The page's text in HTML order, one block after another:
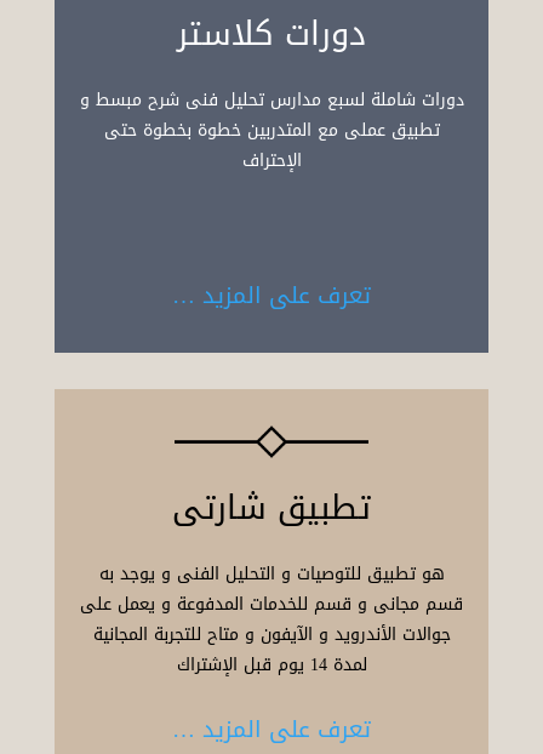
دورات كلاستر
دورات شاملة لسبع مدارس تحليل فنى شرح مبسط و
تطبيق عملى مع المتدربين خطوة بخطوة حتى
الإحتراف
تعرف على المزيد …
تطبيق شارتى
هو تطبيق للتوصيات و التحليل الفنى و يوجد به
قسم مجانى و قسم للخدمات المدفوعة و يعمل على
جوالات الأندرويد و الآيفون و متاح للتجربة المجانية
لمدة 14 يوم قبل الإشتراك
تعرف على المزيد …